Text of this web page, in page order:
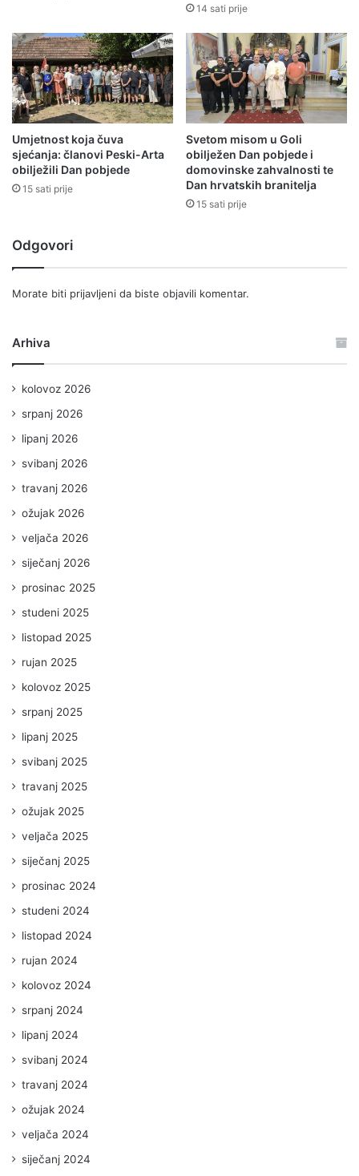
14 sati prije
Umjetnost koja čuva
sjećanja: članovi Peski-Arta
obilježili Dan pobjede
15 sati prije
Svetom misom u Goli
obilježen Dan pobjede i
domovinske zahvalnosti te
Dan hrvatskih branitelja
15 sati prije
Odgovori
Morate biti prijavljeni da biste objavili komentar.
Arhiva
kolovoz 2026
srpanj 2026
lipanj 2026
svibanj 2026
travanj 2026
ožujak 2026
veljača 2026
siječanj 2026
prosinac 2025
studeni 2025
listopad 2025
rujan 2025
kolovoz 2025
srpanj 2025
lipanj 2025
svibanj 2025
travanj 2025
ožujak 2025
veljača 2025
siječanj 2025
prosinac 2024
studeni 2024
listopad 2024
rujan 2024
kolovoz 2024
srpanj 2024
lipanj 2024
svibanj 2024
travanj 2024
ožujak 2024
veljača 2024
siječanj 2024